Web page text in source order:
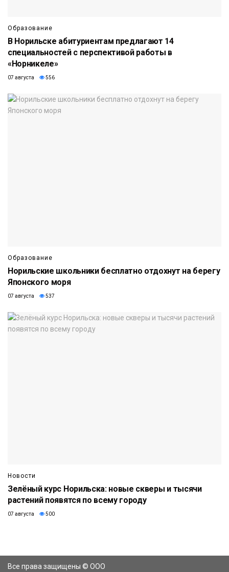
Образование
В Норильске абитуриентам предлагают 14
специальностей с перспективой работы в
«Норникеле»
07 августа 556
Образование
Норильские школьники бесплатно отдохнут на берегу
Японского моря
07 августа 537
Новости
Зелёный курс Норильска: новые скверы и тысячи
растений появятся по всему городу
07 августа 500
Все права защищены © ООО